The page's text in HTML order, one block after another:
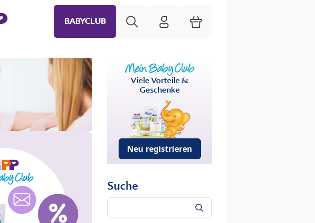
BABYCLUB HiPP Mein Babyclub
Warenkorb
Viele Vorteile &
Geschenke
Neu registrieren
Suche